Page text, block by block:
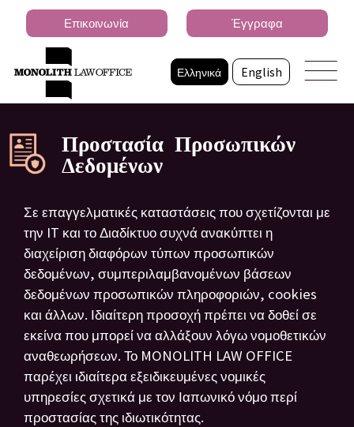
Ελληνικά English
Επικοινωνία Έγγραφα
Προστασία Προσωπικών
Δεδομένων
Σε επαγγελματικές καταστάσεις που σχετίζονται με
την IT και το Διαδίκτυο συχνά ανακύπτει η
διαχείριση διαφόρων τύπων προσωπικών
δεδομένων, συμπεριλαμβανομένων βάσεων
δεδομένων προσωπικών πληροφοριών, cookies
και άλλων. Ιδιαίτερη προσοχή πρέπει να δοθεί σε
εκείνα που μπορεί να αλλάξουν λόγω νομοθετικών
αναθεωρήσεων. Το MONOLITH LAW OFFICE
παρέχει ιδιαίτερα εξειδικευμένες νομικές
υπηρεσίες σχετικά με τον Ιαπωνικό νόμο περί
προστασίας της ιδιωτικότητας.